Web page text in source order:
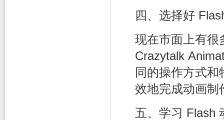
四、选择好
现在市面上有很
Crazytalk
同的操作方式
效地完成动画制
五、学习 Flash